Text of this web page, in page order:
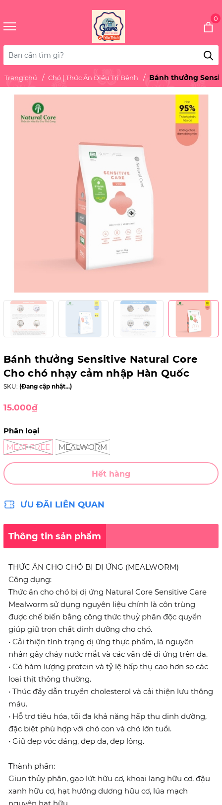
0
Trang chủ Chó | Thức Ăn Điều Trị Bệnh Bánh thưởng
Bánh thưởng Sensitive Natural Core
Cho chó nhạy cảm nhập Hàn Quốc
SKU: (Đang cập nhật...)
15.000₫
Phân loại
MEAT FREE
MEALWORM
Hết hàng
ƯU ĐÃI LIÊN QUAN
Thông tin sản phẩm
THỨC ĂN CHO CHÓ BỊ DỊ ỨNG (MEALWORM)
Công dụng:
Thức ăn cho chó bị dị ứng Natural Core Sensitive Care
Mealworm sử dụng nguyên liệu chính là côn trùng
được chế biến bằng công thức thuỷ phân độc quyền
giúp giữ trọn chất dinh dưỡng cho chó.
• Cải thiện tình trạng dị ứng thực phẩm, là nguyên
nhân gây chảy nước mắt và các vấn đề dị ứng trên da.
• Có hàm lượng protein và tỷ lệ hấp thụ cao hơn so các
loại thịt thông thường.
• Thúc đẩy dẫn truyền cholesterol và cải thiện lưu thông
máu.
• Hỗ trợ tiêu hóa, tối đa khả năng hấp thu dinh dưỡng,
đặc biệt phù hợp với chó con và chó lớn tuổi.
• Giữ đẹp vóc dáng, đẹp da, đẹp lông.
Thành phần:
Giun thủy phân, gạo lứt hữu cơ, khoai lang hữu cơ, đậu
xanh hữu cơ, hạt hướng dương hữu cơ, lúa mạch